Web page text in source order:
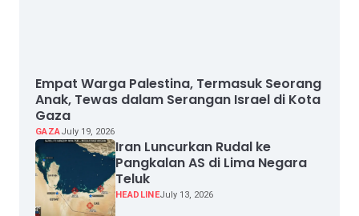
Empat Warga Palestina, Termasuk Seorang
Anak, Tewas dalam Serangan Israel di Kota
Gaza
GAZAJuly 19, 2026
Iran Luncurkan Rudal ke
Pangkalan AS di Lima Negara
Teluk
HEADLINEJuly 13, 2026